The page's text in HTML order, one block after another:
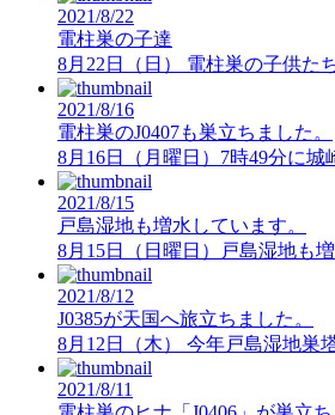
2021/8/22
電柱巣の子達
8月22日（日） 電柱巣の子供た
2021/8/16
電柱巣のJ0407も巣立ちました。
8月16日（月曜日）7時49分に
2021/8/15
戸島湿地も増水しています。
8月15日（日曜日）戸島湿地も
2021/8/12
J0385が天国へ旅立ちました。
8月12日（木） 今年戸島湿地巣
2021/8/11